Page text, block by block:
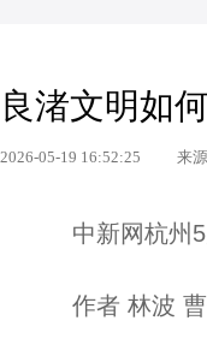
良渚文明如
2026-05-19 16:52:25 来
中新网杭州5
作者 林波 曹